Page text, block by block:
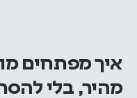
איך מפתחים
מהיר, בלי